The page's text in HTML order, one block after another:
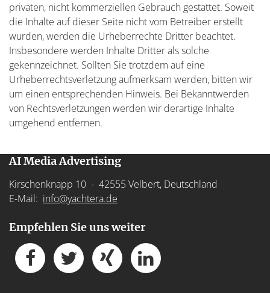
privaten, nicht kommerziellen Gebrauch gestattet. Soweit
die Inhalte auf dieser Seite nicht vom Betreiber erstellt
wurden, werden die Urheberrechte Dritter beachtet.
Insbesondere werden Inhalte Dritter als solche
gekennzeichnet. Sollten Sie trotzdem auf eine
Urheberrechtsverletzung aufmerksam werden, bitten wir
um einen entsprechenden Hinweis. Bei Bekanntwerden
von Rechtsverletzungen werden wir derartige Inhalte
umgehend entfernen.
AI Media Advertising
Kirschenknapp 10 - 42555 Velbert, Deutschland
E-Mail: info@yachtera.de
Empfehlen Sie uns weiter